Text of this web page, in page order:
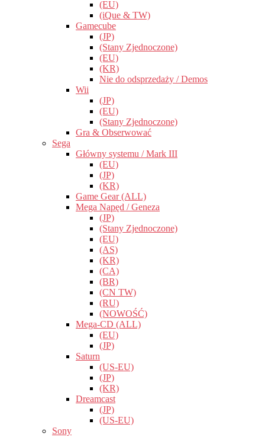
(EU)
(iQue & TW)
Gamecube
(JP)
(Stany Zjednoczone)
(EU)
(KR)
Nie do odsprzedaży / Demos
Wii
(JP)
(EU)
(Stany Zjednoczone)
Gra & Obserwować
Sega
Główny systemu / Mark III
(EU)
(JP)
(KR)
Game Gear (ALL)
Mega Napęd / Geneza
(JP)
(Stany Zjednoczone)
(EU)
(AS)
(KR)
(CA)
(BR)
(CN TW)
(RU)
(NOWOŚĆ)
Mega-CD (ALL)
(EU)
(JP)
Saturn
(US-EU)
(JP)
(KR)
Dreamcast
(JP)
(US-EU)
Sony